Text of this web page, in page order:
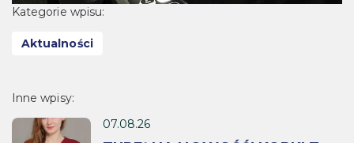
Kategorie wpisu:
Aktualności
Inne wpisy:
07.08.26